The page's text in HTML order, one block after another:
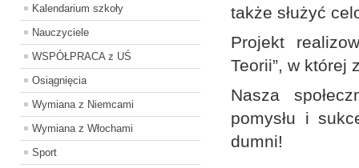
Kalendarium szkoły
Nauczyciele
WSPÓŁPRACA z UŚ
Osiągnięcia
Wymiana z Niemcami
Wymiana z Włochami
Sport
także służyć
Projekt
Teorii”, w której
Nasza
pomysłu i
dumni!